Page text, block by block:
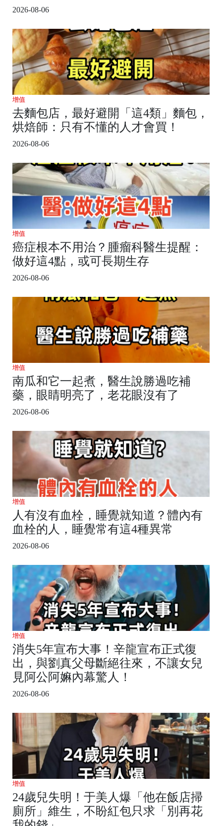
2026-08-06
增值
去麵包店，最好避開「這4類」麵包，
烘焙師：只有不懂的人才會買！
2026-08-06
增值
癌症根本不用治？腫瘤科醫生提醒：
做好這4點，或可長期生存
2026-08-06
增值
南瓜和它一起煮，醫生說勝過吃補
藥，眼睛明亮了，老花眼沒有了
2026-08-06
增值
人有沒有血栓，睡覺就知道？體內有
血栓的人，睡覺常有這4種異常
2026-08-06
增值
消失5年宣布大事！辛龍宣布正式復
出，與劉真父母斷絕往來，不讓女兒
見阿公阿嫲內幕驚人！
2026-08-06
增值
24歲兒失明！于美人爆「他在飯店掃
廁所」維生，不盼紅包只求「別再花